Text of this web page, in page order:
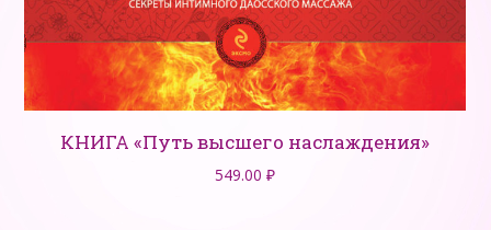
КНИГА «Путь высшего наслаждения»
549.00 ₽